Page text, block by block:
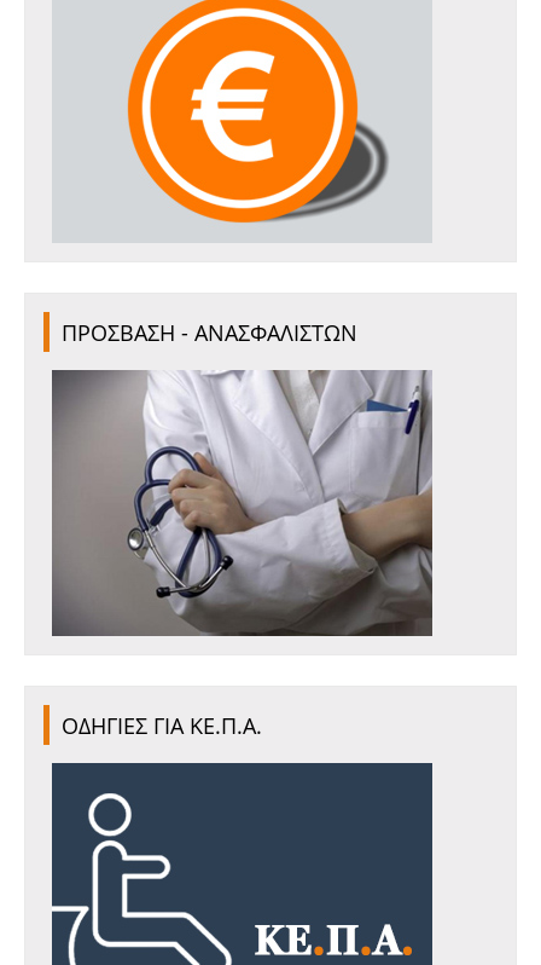
ΠΡΟΣΒΑΣΗ - ΑΝΑΣΦΑΛΙΣΤΩΝ
ΟΔΗΓΙΕΣ ΓΙΑ ΚΕ.Π.Α.